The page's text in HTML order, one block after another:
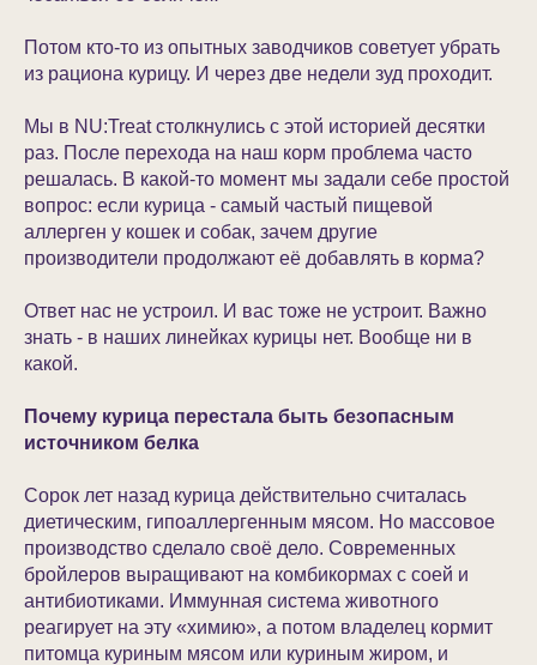
Потом кто-то из опытных заводчиков советует убрать
из рациона курицу. И через две недели зуд проходит.
Мы в NU:Treat столкнулись с этой историей десятки
раз. После перехода на наш корм проблема часто
решалась. В какой-то момент мы задали себе простой
вопрос: если курица - самый частый пищевой
аллерген у кошек и собак, зачем другие
производители продолжают её добавлять в корма?
Ответ нас не устроил. И вас тоже не устроит. Важно
знать - в наших линейках курицы нет. Вообще ни в
какой.
Почему курица перестала быть безопасным
источником белка
Сорок лет назад курица действительно считалась
диетическим, гипоаллергенным мясом. Но массовое
производство сделало своё дело. Современных
бройлеров выращивают на комбикормах с соей и
антибиотиками. Иммунная система животного
реагирует на эту «химию», а потом владелец кормит
питомца куриным мясом или куриным жиром, и